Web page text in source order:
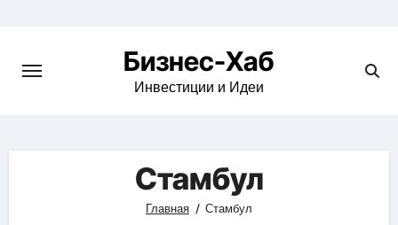
content
Бизнес-Хаб
Инвестиции и Идеи
Стамбул
Главная Стамбул